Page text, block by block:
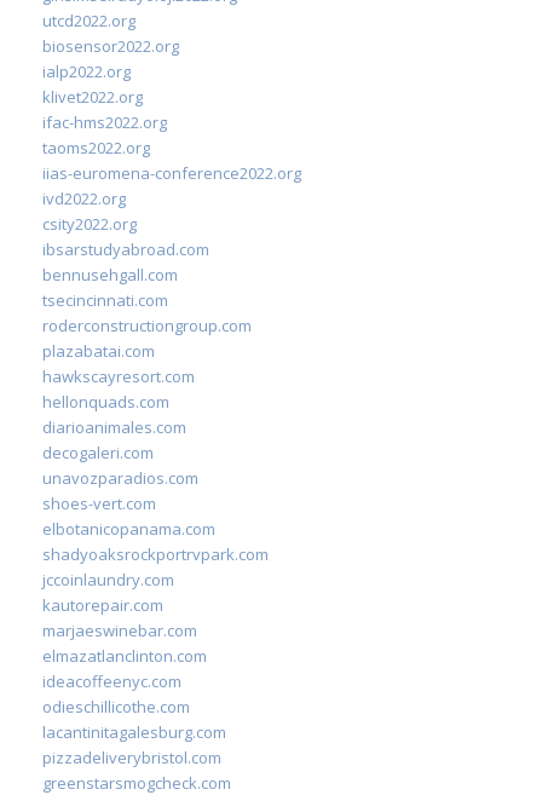
utcd2022.org
biosensor2022.org
ialp2022.org
klivet2022.org
ifac-hms2022.org
taoms2022.org
iias-euromena-conference2022.org
ivd2022.org
csity2022.org
ibsarstudyabroad.com
bennusehgall.com
tsecincinnati.com
roderconstructiongroup.com
plazabatai.com
hawkscayresort.com
hellonquads.com
diarioanimales.com
decogaleri.com
unavozparadios.com
shoes-vert.com
elbotanicopanama.com
shadyoaksrockportrvpark.com
jccoinlaundry.com
kautorepair.com
marjaeswinebar.com
elmazatlanclinton.com
ideacoffeenyc.com
odieschillicothe.com
lacantinitagalesburg.com
pizzadeliverybristol.com
greenstarsmogcheck.com